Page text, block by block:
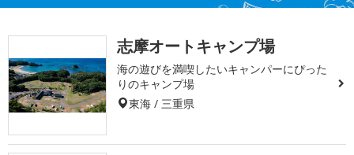
志摩オートキャンプ場
海の遊びを満喫したいキャンパーにぴった
りのキャンプ場
東海 / 三重県